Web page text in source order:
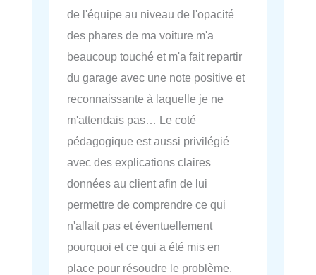
de l'équipe au niveau de l'opacité
des phares de ma voiture m'a
beaucoup touché et m'a fait repartir
du garage avec une note positive et
reconnaissante à laquelle je ne
m'attendais pas… Le coté
pédagogique est aussi privilégié
avec des explications claires
données au client afin de lui
permettre de comprendre ce qui
n'allait pas et éventuellement
pourquoi et ce qui a été mis en
place pour résoudre le problème.